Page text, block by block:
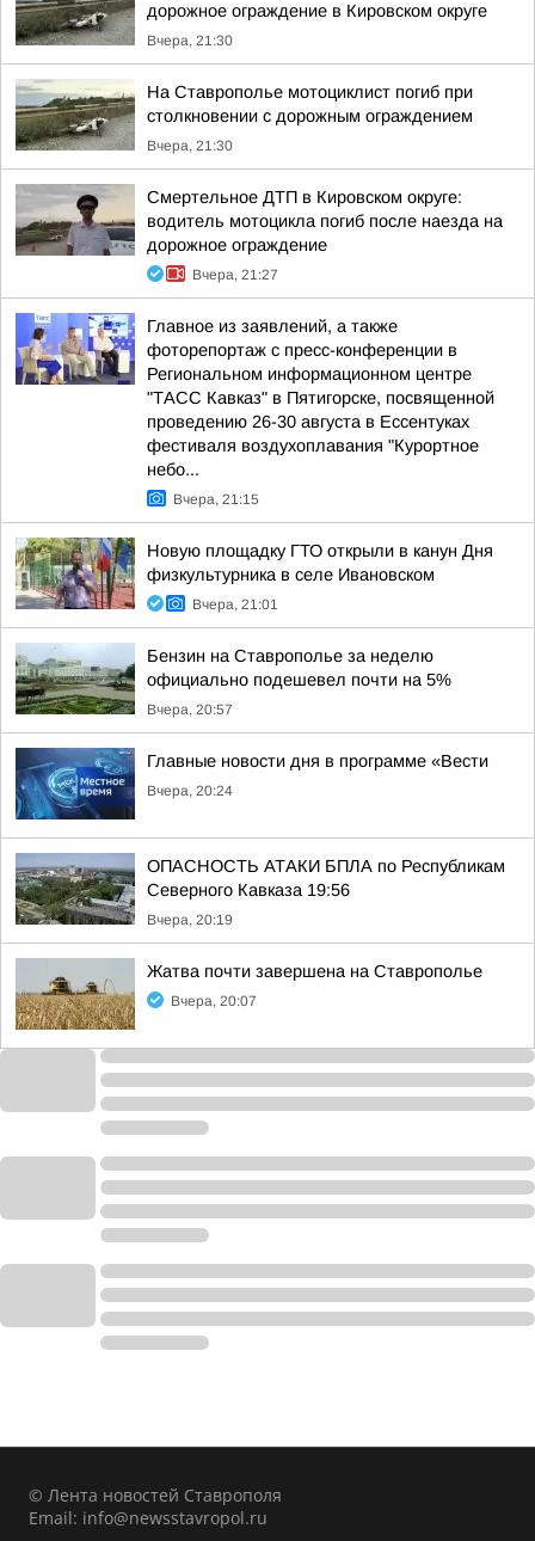
дорожное ограждение в Кировском округе
Вчера, 21:30
На Ставрополье мотоциклист погиб при
столкновении с дорожным ограждением
Вчера, 21:30
Смертельное ДТП в Кировском округе:
водитель мотоцикла погиб после наезда на
дорожное ограждение
Вчера, 21:27
Главное из заявлений, а также
фоторепортаж с пресс-конференции в
Региональном информационном центре
"ТАСС Кавказ" в Пятигорске, посвященной
проведению 26-30 августа в Ессентуках
фестиваля воздухоплавания "Курортное
небо...
Вчера, 21:15
Новую площадку ГТО открыли в канун Дня
физкультурника в селе Ивановском
Вчера, 21:01
Бензин на Ставрополье за неделю
официально подешевел почти на 5%
Вчера, 20:57
Главные новости дня в программе «Вести
Вчера, 20:24
ОПАСНОСТЬ АТАКИ БПЛА по Республикам
Северного Кавказа 19:56
Вчера, 20:19
Жатва почти завершена на Ставрополье
Вчера, 20:07
© Лента новостей Ставрополя
Email: info@newsstavropol.ru